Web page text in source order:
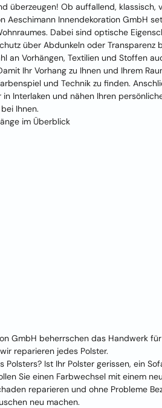
überzeugen! Ob auffallend,
Aeschimann Innendekoration GmbH
Dabei sind optische
über Abdunkeln oder Transparenz
an Vorhängen, Textilien und Stoffen
Ihr Vorhang zu Ihnen und Ihrem
und Technik zu finden.
Interlaken und nähen Ihren
Ihnen.
im Überblick
GmbH beherrschen das Handwerk
reparieren jedes Polster.
Polsters? Ist Ihr Polster gerissen, ein
Sie einen Farbwechsel mit einem
reparieren und ohne Probleme
neu machen.